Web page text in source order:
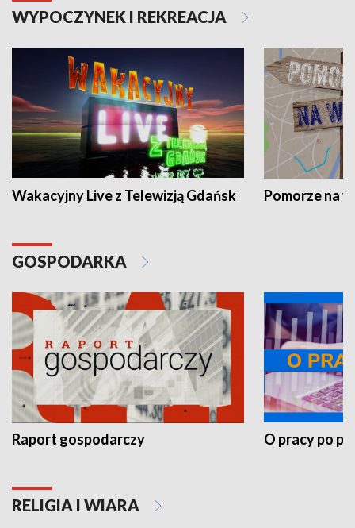
WYPOCZYNEK I REKREACJA
Wakacyjny Live z Telewizją Gdańsk Pomorze na
GOSPODARKA
Raport gospodarczy O pracy po
RELIGIA I WIARA